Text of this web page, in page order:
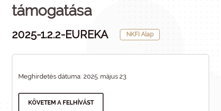
támogatása
2025-1.2.2-EUREKA NKFI Alap
Meghirdetés dátuma: 2025. május 23.
KÖVETEM A FELHÍVÁST